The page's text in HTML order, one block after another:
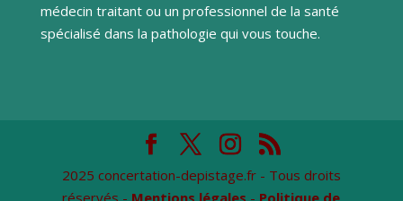
médecin traitant ou un professionnel de la santé
spécialisé dans la pathologie qui vous touche.
2025 concertation-depistage.fr - Tous droits